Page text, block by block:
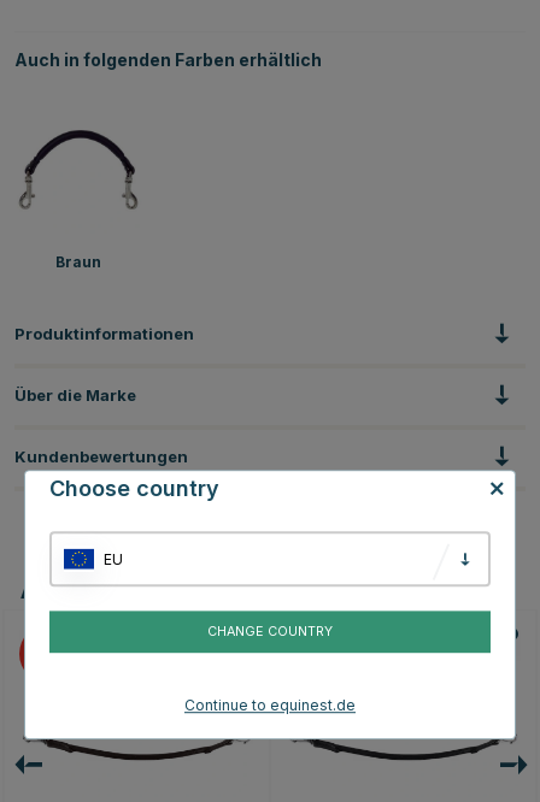
Auch in folgenden Farben erhältlich
Braun
Produktinformationen
Über die Marke
Kundenbewertungen
Andere Produkte, die Ihnen gefallen könnten
20 20
Choose country
EU
CHANGE COUNTRY
Continue to equinest.de